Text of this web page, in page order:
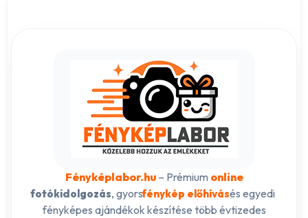
Fényképlabor.hu– Prémium online
fotókidolgozás, gyorsfénykép előhívásés egyedi
fényképes ajándékok készítése több évtizedes